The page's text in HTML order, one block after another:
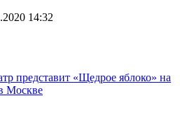
14:32
представит «Щедрое яблоко» на
Москве